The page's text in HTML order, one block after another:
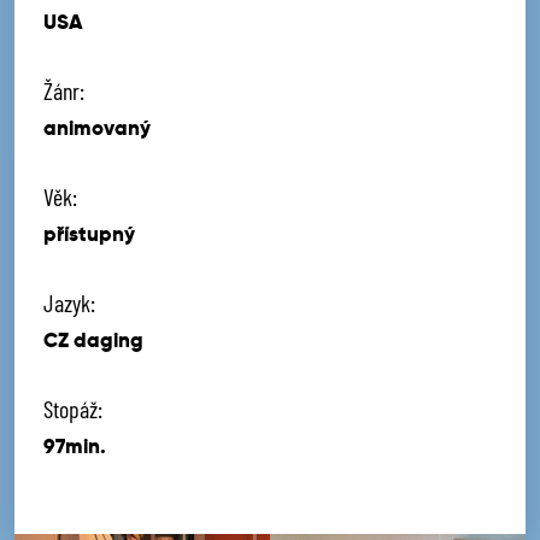
USA
Žánr:
animovaný
Věk:
přístupný
Jazyk:
CZ daging
Stopáž:
97min.